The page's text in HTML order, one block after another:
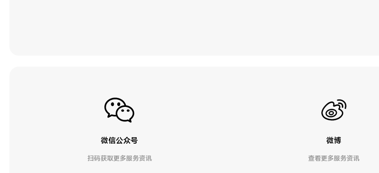
微信公众号
扫码获取更多服务资讯
微博
查看更多服务资讯